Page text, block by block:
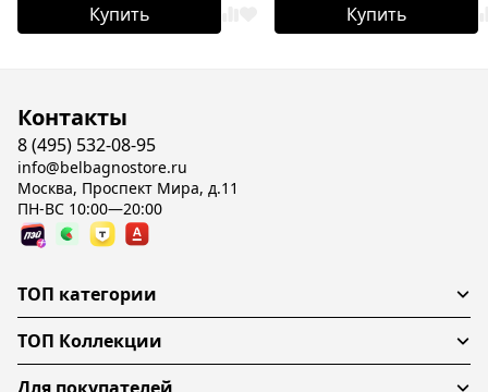
Купить Купить
Контакты
8 (495) 532-08-95
info@belbagnostore.ru
Москва, Проспект Мира, д.11
ПН-ВС 10:00—20:00
ТОП категории
ТОП Коллекции